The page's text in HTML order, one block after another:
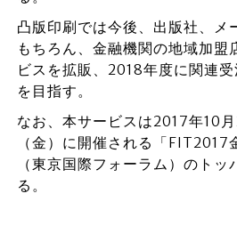
凸版印刷では今後、出版社、メ
もちろん、金融機関の地域加盟
ビスを拡販、2018年度に関連
を目指す。
なお、本サービスは2017年10
（金）に開催される「FIT2017
（東京国際フォーラム）のト
る。